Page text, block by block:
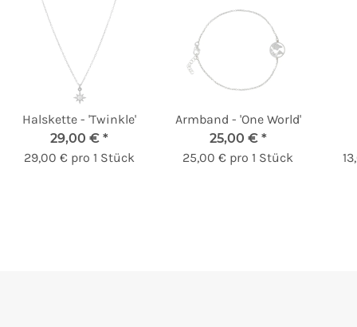
Halskette - 'Twinkle'
29,00 € *
29,00 € pro 1 Stück
Armband - 'One World'
25,00 € *
25,00 € pro 1 Stück